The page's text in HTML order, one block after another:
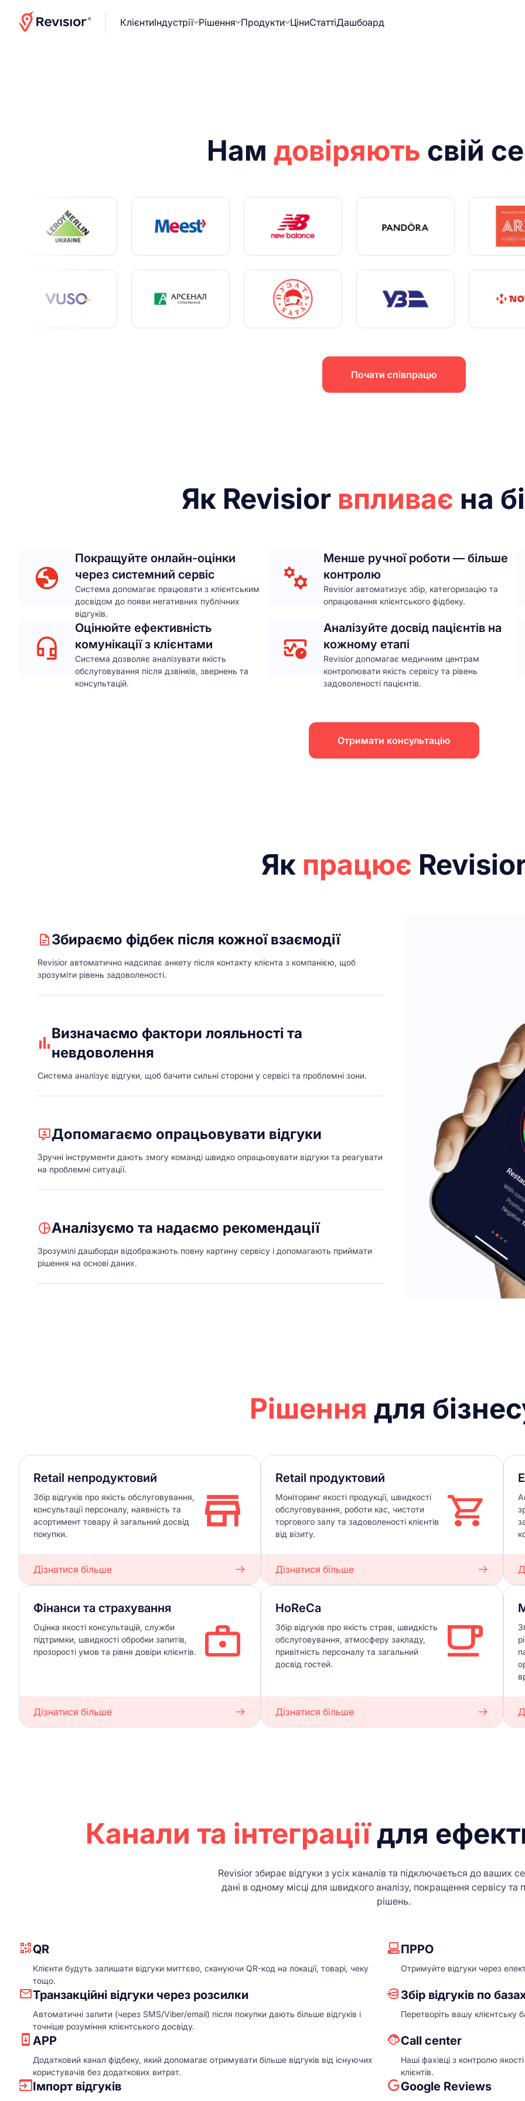
КлієнтиІндустрії Рішення Продукти ЦіниСтаттіДашбоард
Нам довіряють свій
Почати співпрацю
Як Revisior впливає на
Покращуйте онлайн-оцінки
через системний сервіс
Система допомагає працювати з клієнтським
досвідом до появи негативних публічних
відгуків.
Менше ручної роботи — більше
контролю
Revisior автоматизує збір, категоризацію та
опрацювання клієнтського фідбеку.
Оцінюйте ефективність
комунікації з клієнтами
Система дозволяє аналізувати якість
обслуговування після дзвінків, звернень та
консультацій.
Аналізуйте досвід пацієнтів на
кожному етапі
Revisior допомагає медичним центрам
контролювати якість сервісу та рівень
задоволеності пацієнтів.
Отримати консультацію
Як працює
Збираємо фідбек після кожної взаємодії
Revisior автоматично надсилає анкету після контакту клієнта з компанією, щоб
зрозуміти рівень задоволеності.
Визначаємо фактори лояльності та
невдоволення
Система аналізує відгуки, щоб бачити сильні сторони у сервісі та проблемні зони.
Допомагаємо опрацьовувати відгуки
Зручні інструменти дають змогу команді швидко опрацьовувати відгуки та реагувати
на проблемні ситуації.
Аналізуємо та надаємо рекомендації
Зрозумілі дашборди відображають повну картину сервісу і допомагають приймати
рішення на основі даних.
Рішення для
Retail непродуктовий
Збір відгуків про якість обслуговування,
консультації персоналу, наявність та
асортимент товару й загальний досвід
покупки.
Дізнатися більше
Retail продуктовий
Моніторинг якості продукції, швидкості
обслуговування, роботи кас, чистоти
торгового залу та задоволеності клієнтів
від візиту.
Дізнатися більше
Фінанси та страхування
Оцінка якості консультацій, служби
підтримки, швидкості обробки запитів,
прозорості умов та рівня довіри клієнтів.
Дізнатися більше
HoReCa
Збір відгуків про якість страв, швидкість
обслуговування, атмосферу закладу,
привітність персоналу та загальний
досвід гостей.
Дізнатися більше
Канали та інтеграціїдля
Revisior збирає відгуки з усіх каналів та підключається до ваших
дані в одному місці для швидкого аналізу, покращення сервісу та
рішень.
QR
Клієнти будуть залишати відгуки миттєво, скануючи QR-код на локації, товарі, чеку
тощо.
ПРРО
Отримуйте відгуки через
Транзакційні відгуки через розсилки
Автоматичні запити (через SMS/Viber/email) після покупки дають більше відгуків і
точніше розуміння клієнтського досвіду.
Збір відгуків по
Перетворіть вашу клієнтську
APP
Додатковий канал фідбеку, який допомагає отримувати більше відгуків від існуючих
користувачів без додаткових витрат.
Сall center
Наші фахівці з контролю
клієнтів.
Імпорт відгуків Google Reviews